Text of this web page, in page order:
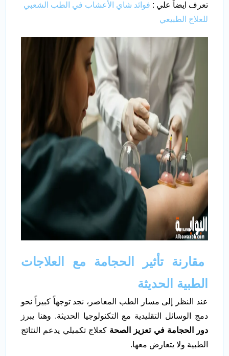
تعرف ايضاً علي : فوائد شاي الأعشاب في الطب الشعبي
للعلاج الطبيعي
مقارنة تأثير الحجامة مع العلاجات
الطبية الحديثة
عند النظر إلى مسار الطب المعاصر، نجد توجهاً كبيراً نحو
دمج الوسائل التقليدية مع التكنولوجيا الحديثة. وهنا يبرز
دور الحجامة في تعزيز الصحة كعلاج تكميلي يدعم النتائج
الطبية ولا يتعارض معها.